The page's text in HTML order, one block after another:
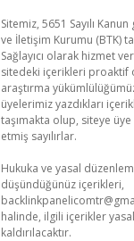
Sitemiz, 5651 Sayılı
ve İletişim Kurumu (BTK)
Sağlayıcı olarak hizmet
sitedeki içerikleri proaktif
araştırma
üyelerimiz yazdıkları
taşımakta olup, siteye
etmiş sayılırlar.
Hukuka ve yasal
düşündüğünüz içerikleri,
halinde, ilgili içerikler
kaldırılacaktır.